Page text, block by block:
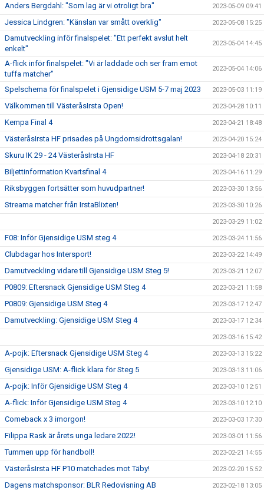
Anders Bergdahl: "Som lag är vi otroligt bra" 2023-05-09 09:41
Jessica Lindgren: "Känslan var smått overklig" 2023-05-08 15:25
Damutveckling inför finalspelet: "Ett perfekt avslut helt
enkelt"
2023-05-04 14:45
A-flick inför finalspelet: "Vi är laddade och ser fram emot
tuffa matcher"
2023-05-04 14:06
Spelschema för finalspelet i Gjensidige USM 5-7 maj 2023 2023-05-03 11:19
Välkommen till VästeråsIrsta Open! 2023-04-28 10:11
Kempa Final 4 2023-04-21 18:48
VästeråsIrsta HF prisades på Ungdomsidrottsgalan! 2023-04-20 15:24
Skuru IK 29 - 24 VästeråsIrsta HF 2023-04-18 20:31
Biljettinformation Kvartsfinal 4 2023-04-16 11:29
Riksbyggen fortsätter som huvudpartner! 2023-03-30 13:56
Streama matcher från IrstaBlixten! 2023-03-30 10:26
2023-03-29 11:02
F08: Inför Gjensidige USM steg 4 2023-03-24 11:56
Clubdagar hos Intersport! 2023-03-22 14:49
Damutveckling vidare till Gjensidige USM Steg 5! 2023-03-21 12:07
P0809: Eftersnack Gjensidige USM Steg 4 2023-03-21 11:58
P0809: Gjensidige USM Steg 4 2023-03-17 12:47
Damutveckling: Gjensidige USM Steg 4 2023-03-17 12:34
2023-03-16 15:42
A-pojk: Eftersnack Gjensidige USM Steg 4 2023-03-13 15:22
Gjensidige USM: A-flick klara för Steg 5 2023-03-13 11:06
A-pojk: Inför Gjensidige USM Steg 4 2023-03-10 12:51
A-flick: Inför Gjensidige USM Steg 4 2023-03-10 12:10
Comeback x 3 imorgon! 2023-03-03 17:30
Filippa Rask är årets unga ledare 2022! 2023-03-01 11:56
Tummen upp för handboll! 2023-02-21 14:55
VästeråsIrsta HF P10 matchades mot Täby! 2023-02-20 15:52
Dagens matchsponsor: BLR Redovisning AB 2023-02-18 13:05